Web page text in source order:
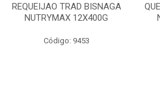
REQUEIJAO TRAD BISNAGA
NUTRYMAX 12X400G
Código: 9453